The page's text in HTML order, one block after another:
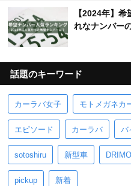
【2024年】
れなナンバー
話題のキーワード
カーラバ女子 モトメガネカ
エピソード カーラバ バ
sotoshiru 新型車 DRIMO
pickup 新着